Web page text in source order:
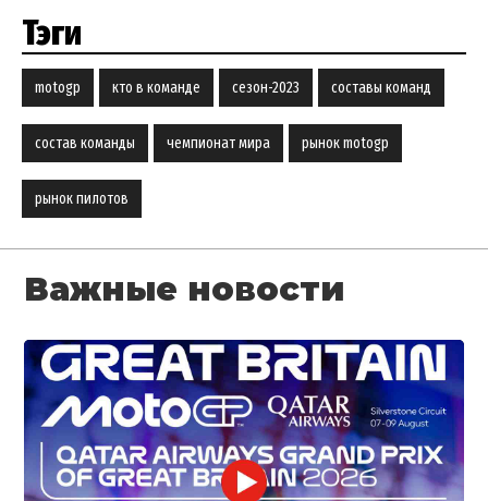
Тэги
motogp кто в команде сезон-2023 составы команд
состав команды чемпионат мира рынок motogp
рынок пилотов
Важные новости